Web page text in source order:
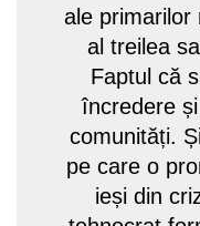
ale primarilor
al treilea
Faptul că
încredere
comunități.
pe care o
ieși din